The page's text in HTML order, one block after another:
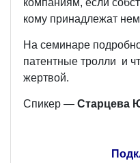
кому принадлежат
На семинаре
патентные тролли и
жертвой.
Спикер — Старцева